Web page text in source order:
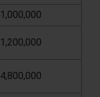
1,000,000
1,200,000
4,800,000